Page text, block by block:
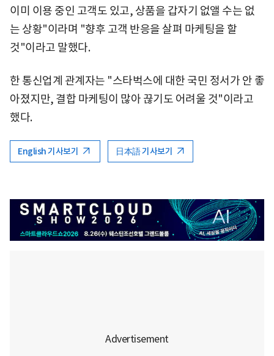
이미 이용 중인 고객도 있고, 상품을 갑자기 없앨 수는 없
는 상황"이라며 "향후 고객 반응을 살펴 마케팅을 할
것"이라고 말했다.
한 통신업계 관계자는 "스타벅스에 대한 국민 정서가 안 좋
아졌지만, 결합 마케팅이 많아 끊기도 어려울 것"이라고
했다.
English 기사보기 日本語 기사보기